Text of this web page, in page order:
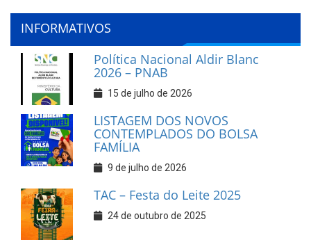
INFORMATIVOS
Política Nacional Aldir Blanc
2026 – PNAB
15 de julho de 2026
LISTAGEM DOS NOVOS
CONTEMPLADOS DO BOLSA
FAMÍLIA
9 de julho de 2026
TAC – Festa do Leite 2025
24 de outubro de 2025